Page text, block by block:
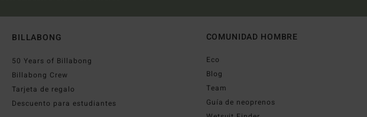
BILLABONG
50 Years of Billabong
Billabong Crew
Tarjeta de regalo
Descuento para estudiantes
COMUNIDAD HOMBRE
Eco
Blog
Team
Guía de neoprenos